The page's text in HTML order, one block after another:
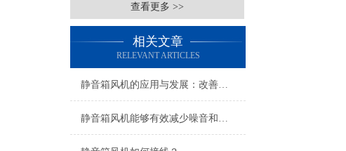
查看更多 >>
相关文章
RELEVANT ARTICLES
静音箱风机的应用与发展：改善室内空气流通
静音箱风机能够有效减少噪音和震动